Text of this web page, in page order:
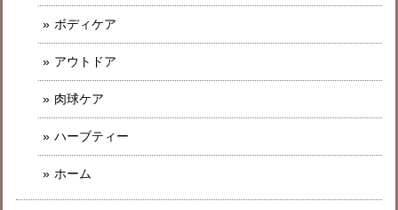
ボディケア
アウトドア
肉球ケア
ハーブティー
ホーム